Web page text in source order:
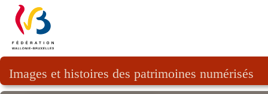
Images et histoires des patrimoines numérisés